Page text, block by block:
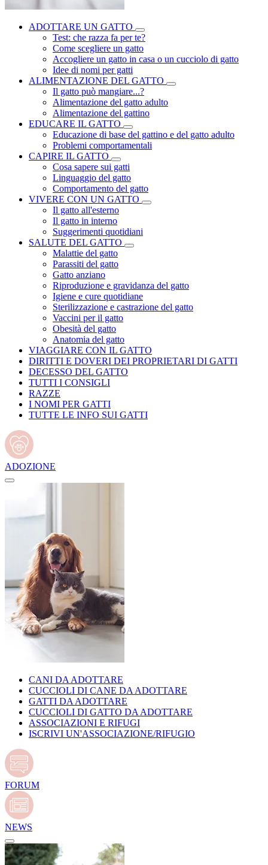
ADOTTARE UN GATTO
Test: che razza fa per te?
Come scegliere un gatto
Accogliere un gatto in casa o un cucciolo di gatto
Idee di nomi per gatti
ALIMENTAZIONE DEL GATTO
Il gatto può mangiare...?
Alimentazione del gatto adulto
Alimentazione del gattino
EDUCARE IL GATTO
Educazione di base del gattino e del gatto adulto
Problemi comportamentali
CAPIRE IL GATTO
Cosa sapere sui gatti
Linguaggio del gatto
Comportamento del gatto
VIVERE CON UN GATTO
Il gatto all'esterno
Il gatto in interno
Suggerimenti quotidiani
SALUTE DEL GATTO
Malattie del gatto
Parassiti del gatto
Gatto anziano
Riproduzione e gravidanza del gatto
Igiene e cure quotidiane
Sterilizzazione e castrazione del gatto
Vaccini per il gatto
Obesità del gatto
Anatomia del gatto
VIAGGIARE CON IL GATTO
DIRITTI E DOVERI DEI PROPRIETARI DI GATTI
DECESSO DEL GATTO
TUTTI I CONSIGLI
RAZZE
I NOMI PER GATTI
TUTTE LE INFO SUI GATTI
ADOZIONE
CANI DA ADOTTARE
CUCCIOLI DI CANE DA ADOTTARE
GATTI DA ADOTTARE
CUCCIOLI DI GATTO DA ADOTTARE
ASSOCIAZIONI E RIFUGI
ISCRIVI UN'ASSOCIAZIONE/RIFUGIO
FORUM
NEWS